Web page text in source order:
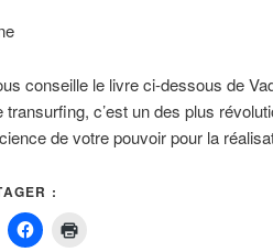
conseille le livre ci-dessous de
transurfing, c’est un des plus
de votre pouvoir pour la
:
Cliquez
pour